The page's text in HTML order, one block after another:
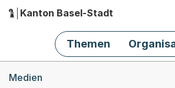
Hauptnavigation
Kanton Basel-Stadt
Themen
Medien